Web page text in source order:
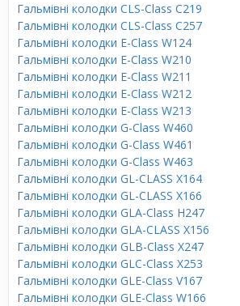
Гальмівні колодки CLS-Class C219
Гальмівні колодки CLS-Class C257
Гальмівні колодки E-Class W124
Гальмівні колодки E-Class W210
Гальмівні колодки E-Class W211
Гальмівні колодки E-Class W212
Гальмівні колодки E-Class W213
Гальмівні колодки G-Class W460
Гальмівні колодки G-Class W461
Гальмівні колодки G-Class W463
Гальмівні колодки GL-CLASS X164
Гальмівні колодки GL-CLASS X166
Гальмівні колодки GLA-Class H247
Гальмівні колодки GLA-CLASS X156
Гальмівні колодки GLB-Class X247
Гальмівні колодки GLC-Class X253
Гальмівні колодки GLE-Class V167
Гальмівні колодки GLE-Class W166